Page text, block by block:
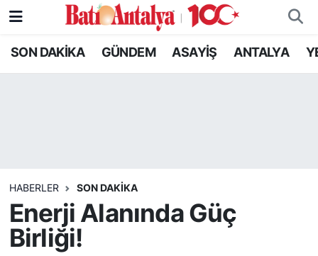
SON DAKİKA GÜNDEM ASAYİŞ ANTALYA
HABERLER SON DAKIKA
Enerji Alanında Güç
Birliği!
SON DAKİKA
RESMİ İLANLAR
Nöbetçi Eczaneler
Son Dakika Haberleri